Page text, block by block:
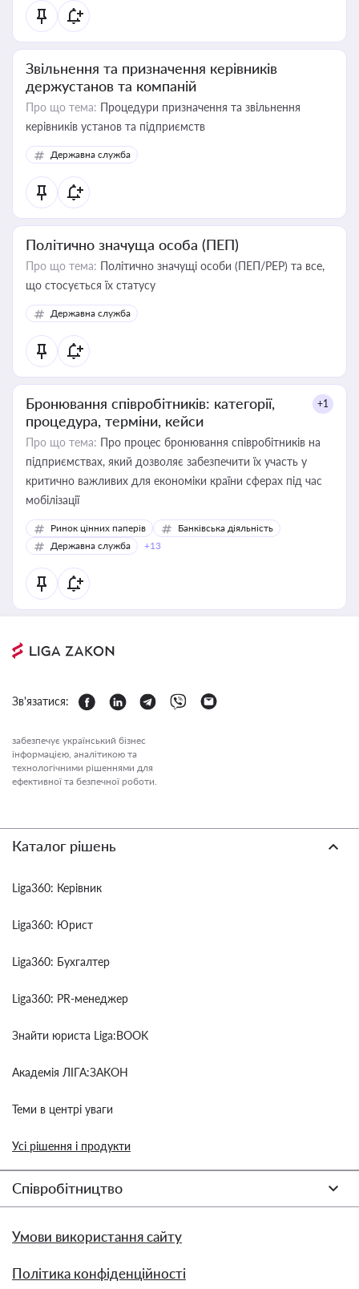
Звільнення та призначення керівників
держустанов та компаній
Про що тема: Процедури призначення та звільнення
керівників установ та підприємств
Державна служба
Політично значуща особа (ПЕП)
Про що тема: Політично значущі особи (ПЕП/PEP) та все,
що стосується їх статусу
Державна служба
Бронювання співробітників: категорії,
процедура, терміни, кейси
+1
Про що тема: Про процес бронювання співробітників на
підприємствах, який дозволяє забезпечити їх участь у
критично важливих для економіки країни сферах під час
мобілізації
Ринок цінних паперів
Банківська діяльність
Державна служба
+13
Зв'язатися:
забезпечує український бізнес
інформацією, аналітикою та
технологічними рішеннями для
ефективної та безпечної роботи.
Каталог рішень
Liga360: Керівник
Liga360: Юрист
Liga360: Бухгалтер
Liga360: PR-менеджер
Знайти юриста Liga:BOOK
Академія ЛІГА:ЗАКОН
Теми в центрі уваги
Усі рішення і продукти
Співробітництво
Умови використання сайту
Політика конфіденційності